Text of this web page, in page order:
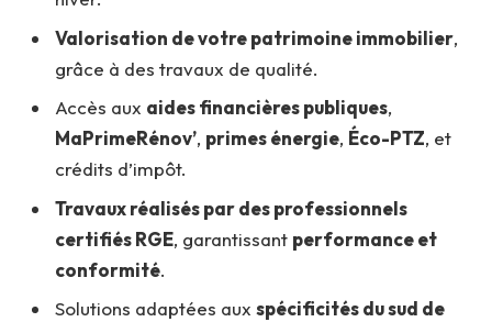
Valorisation de votre patrimoine immobilier,
grâce à des travaux de qualité.
Accès aux aides financières publiques,
MaPrimeRénov’, primes énergie, Éco-PTZ, et
crédits d’impôt.
Travaux réalisés par des professionnels
certifiés RGE, garantissant performance et
conformité.
Solutions adaptées aux spécificités du sud de